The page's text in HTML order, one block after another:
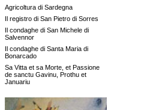
Agricoltura di Sardegna
Il registro di San Pietro di Sorres
Il condaghe di San Michele di
Salvennor
Il condaghe di Santa Maria di
Bonarcado
Sa Vitta et sa Morte, et Passione
de sanctu Gavinu, Prothu et
Januariu